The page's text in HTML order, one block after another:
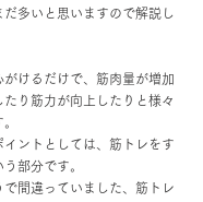
だ多いと思いますので解説し
けるだけで、筋肉量が増加
たり筋力が向上したりと様々
ントとしては、筋トレをす
部分です。
で間違っていました、筋トレ